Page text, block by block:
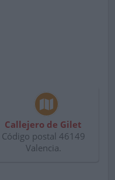
Callejero de Gilet
Código postal 46149
Valencia.